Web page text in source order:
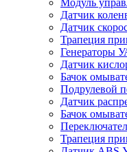
Датчик
Датчик
Трапеция
Генераторы
Датчик
Бачок
Подрулевой
Датчик
Бачок
Трапеция